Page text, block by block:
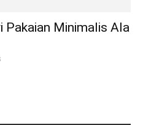
Pakaian Minimalis Ala